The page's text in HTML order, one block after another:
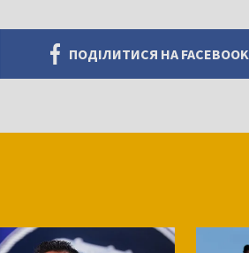
ПОДІЛИТИСЯ НА FACEBOOK